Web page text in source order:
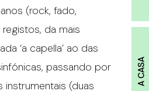
A CASA
(rock, fado,
da mais
‘a capella’ ao das
passando por
(duas